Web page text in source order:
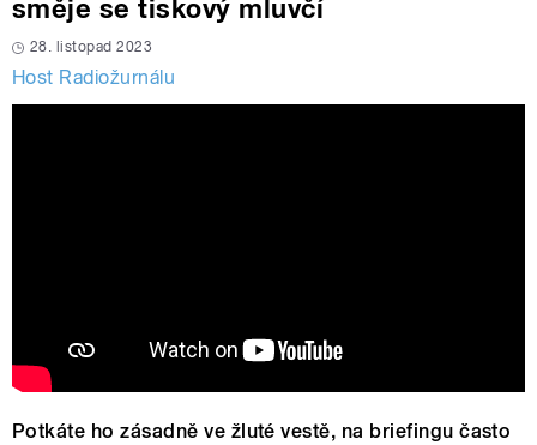
směje se tiskový mluvčí
28. listopad 2023
Host Radiožurnálu
Potkáte ho zásadně ve žluté vestě, na briefingu často